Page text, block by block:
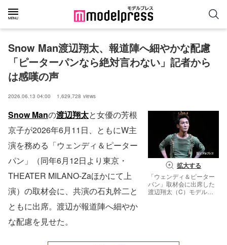
Snow Man渡辺翔太、報道陣へ細やかな配慮
「ピーターパンなら絶対言わない」記者から
は感嘆の声
2026.06.13 04:00 1,629,728 views
拡大する
「ウェンディ＆ピーター
パン」取材会に出席した
渡辺翔太（C）モデルプ
Snow Manの渡辺翔太と女優の芳根
京子が2026年6月11日、ともにW主
演を務める「ウェンディ＆ピーター
パン」（同年6月12日より東京・
THEATER MILANO-Zaほかにて上
演）の取材会に、共演の石丸幹二と
ともに出席。渡辺が報道陣へ細やか
な配慮を見せた。